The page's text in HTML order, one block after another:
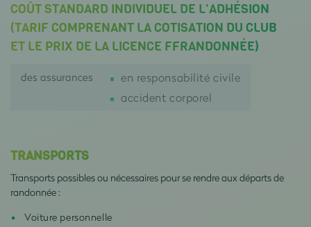
COÛT STANDARD INDIVIDUEL DE L'ADHÉSION
(TARIF COMPRENANT LA COTISATION DU CLUB
ET LE PRIX DE LA LICENCE FFRANDONNÉE)
des assurances
en responsabilité civile
accident corporel
TRANSPORTS
Transports possibles ou nécessaires pour se rendre aux départs de
randonnée :
Voiture personnelle